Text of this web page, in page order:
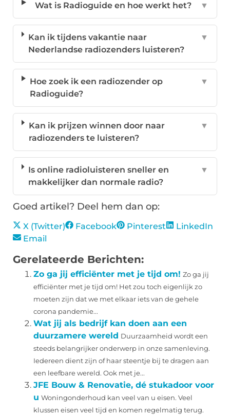
Wat is Radioguide en hoe werkt het? ▼
Kan ik tijdens vakantie naar
Nederlandse radiozenders luisteren?
▼
Hoe zoek ik een radiozender op
Radioguide?
▼
Kan ik prijzen winnen door naar
radiozenders te luisteren?
▼
Is online radioluisteren sneller en
makkelijker dan normale radio?
▼
Goed artikel? Deel hem dan op:
X (Twitter) Facebook Pinterest
LinkedIn
Email
Gerelateerde Berichten:
Zo ga jij efficiënter met je tijd om! Zo ga jij
efficiënter met je tijd om! Het zou toch eigenlijk zo
moeten zijn dat we met elkaar iets van de gehele
corona pandemie...
Wat jij als bedrijf kan doen aan een
duurzamere wereld Duurzaamheid wordt een
steeds belangrijker onderwerp in onze samenleving.
Iedereen dient zijn of haar steentje bij te dragen aan
een leefbare wereld. Ook met je...
JFE Bouw & Renovatie, dé stukadoor voor
u Woningonderhoud kan veel van u eisen. Veel
klussen eisen veel tijd en komen regelmatig terug.